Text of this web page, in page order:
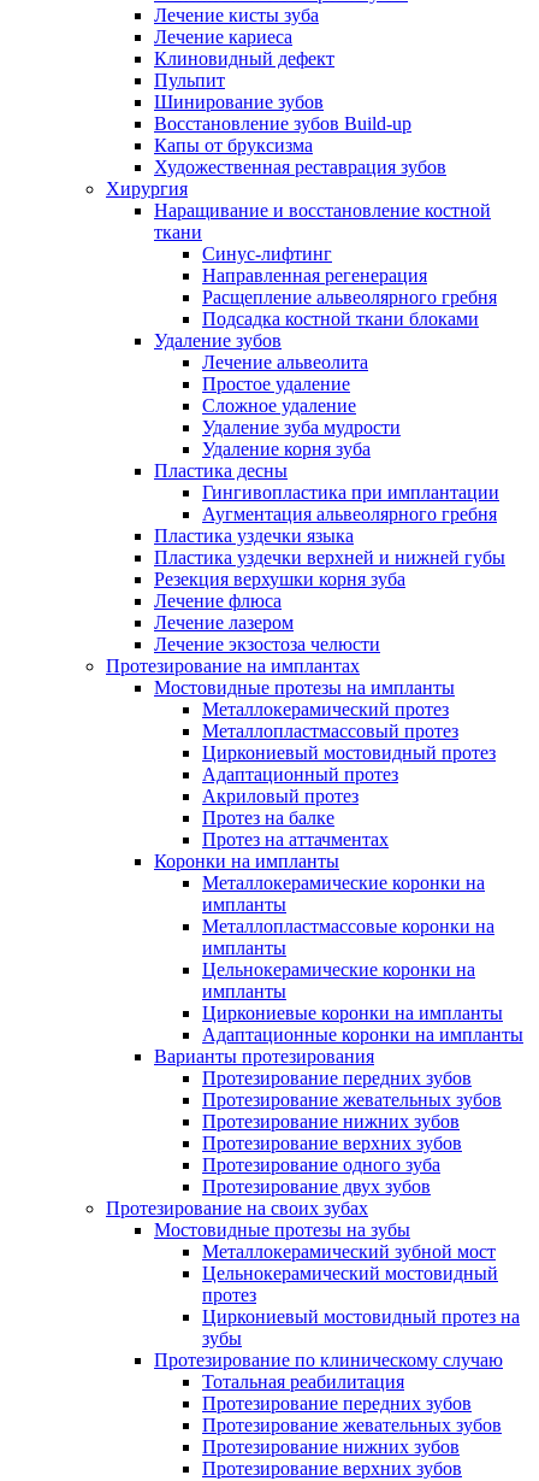
Лечение кисты зуба
Лечение кариеса
Клиновидный дефект
Пульпит
Шинирование зубов
Восстановление зубов Build-up
Капы от бруксизма
Художественная реставрация зубов
Хирургия
Наращивание и восстановление костной
ткани
Синус-лифтинг
Направленная регенерация
Расщепление альвеолярного гребня
Подсадка костной ткани блоками
Удаление зубов
Лечение альвеолита
Простое удаление
Сложное удаление
Удаление зуба мудрости
Удаление корня зуба
Пластика десны
Гингивопластика при имплантации
Аугментация альвеолярного гребня
Пластика уздечки языка
Пластика уздечки верхней и нижней губы
Резекция верхушки корня зуба
Лечение флюса
Лечение лазером
Лечение экзостоза челюсти
Протезирование на имплантах
Мостовидные протезы на импланты
Металлокерамический протез
Металлопластмассовый протез
Циркониевый мостовидный протез
Адаптационный протез
Акриловый протез
Протез на балке
Протез на аттачментах
Коронки на импланты
Металлокерамические коронки на
импланты
Металлопластмассовые коронки на
импланты
Цельнокерамические коронки на
импланты
Циркониевые коронки на импланты
Адаптационные коронки на импланты
Варианты протезирования
Протезирование передних зубов
Протезирование жевательных зубов
Протезирование нижних зубов
Протезирование верхних зубов
Протезирование одного зуба
Протезирование двух зубов
Протезирование на своих зубах
Мостовидные протезы на зубы
Металлокерамический зубной мост
Цельнокерамический мостовидный
протез
Циркониевый мостовидный протез на
зубы
Протезирование по клиническому случаю
Тотальная реабилитация
Протезирование передних зубов
Протезирование жевательных зубов
Протезирование нижних зубов
Протезирование верхних зубов